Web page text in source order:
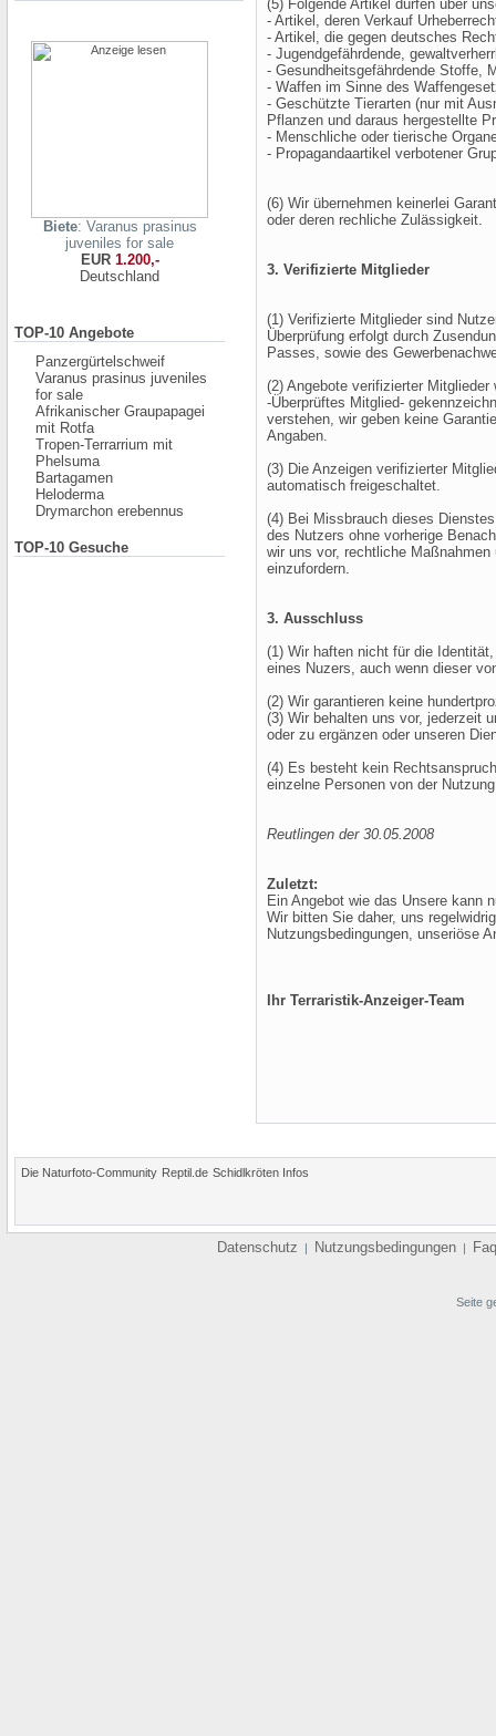
Biete: Varanus prasinus
juveniles for sale
EUR1.200,-
Deutschland
TOP-10 Angebote
Panzergürtelschweif
Varanus prasinus juveniles
for sale
Afrikanischer Graupapagei
mit Rotfa
Tropen-Terrarrium mit
Phelsuma
Bartagamen
Heloderma
Drymarchon erebennus
TOP-10 Gesuche
(5) Folgende Artikel dürfen über
- Artikel, deren Verkauf
- Artikel, die gegen deutsches
- Jugendgefährdende,
- Gesundheitsgefährdende Stoffe,
- Waffen im Sinne des
- Geschützte Tierarten (nur mit
Pflanzen und daraus hergestellte
- Menschliche oder tierische
- Propagandaartikel verbotener
(6) Wir übernehmen keinerlei
oder deren rechliche Zulässigkeit.
3. Verifizierte Mitglieder
(1) Verifizierte Mitglieder sind
Überprüfung erfolgt durch
Passes, sowie des
(2) Angebote verifizierter
-Überprüftes Mitglied-
verstehen, wir geben keine
Angaben.
(3) Die Anzeigen verifizierter
automatisch freigeschaltet.
(4) Bei Missbrauch dieses
des Nutzers ohne vorherige
wir uns vor, rechtliche
einzufordern.
3. Ausschluss
(1) Wir haften nicht für die
eines Nuzers, auch wenn dieser
(2) Wir garantieren keine
(3) Wir behalten uns vor, jederzeit
oder zu ergänzen oder unseren
(4) Es besteht kein
einzelne Personen von der
Reutlingen der 30.05.2008
Zuletzt:
Ein Angebot wie das Unsere kann
Wir bitten Sie daher, uns
Nutzungsbedingungen, unseriöse
Ihr Terraristik-Anzeiger-Team
Die Naturfoto-Community Reptil.de Schidlkröten Infos
Datenschutz | Nutzungsbedingungen | Faq
Seite